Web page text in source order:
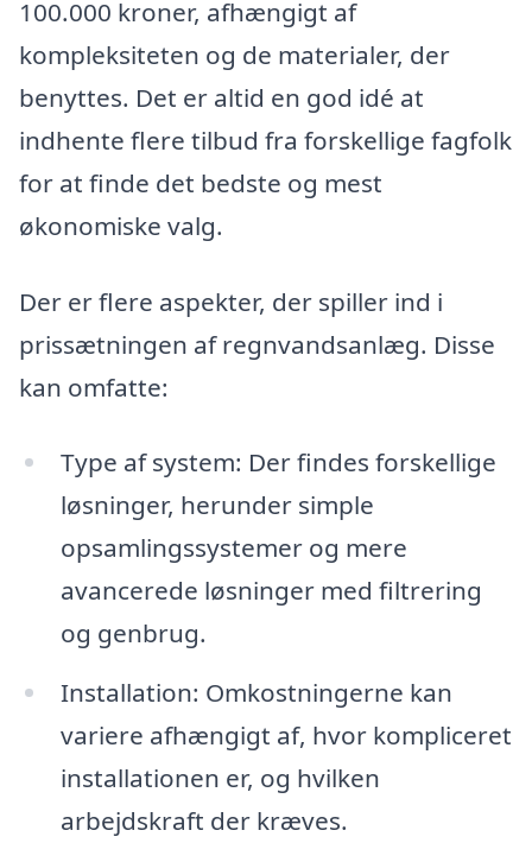
100.000 kroner, afhængigt af
kompleksiteten og de materialer, der
benyttes. Det er altid en god idé at
indhente flere tilbud fra forskellige fagfolk
for at finde det bedste og mest
økonomiske valg.
Der er flere aspekter, der spiller ind i
prissætningen af regnvandsanlæg. Disse
kan omfatte:
Type af system: Der findes forskellige
løsninger, herunder simple
opsamlingssystemer og mere
avancerede løsninger med filtrering
og genbrug.
Installation: Omkostningerne kan
variere afhængigt af, hvor kompliceret
installationen er, og hvilken
arbejdskraft der kræves.